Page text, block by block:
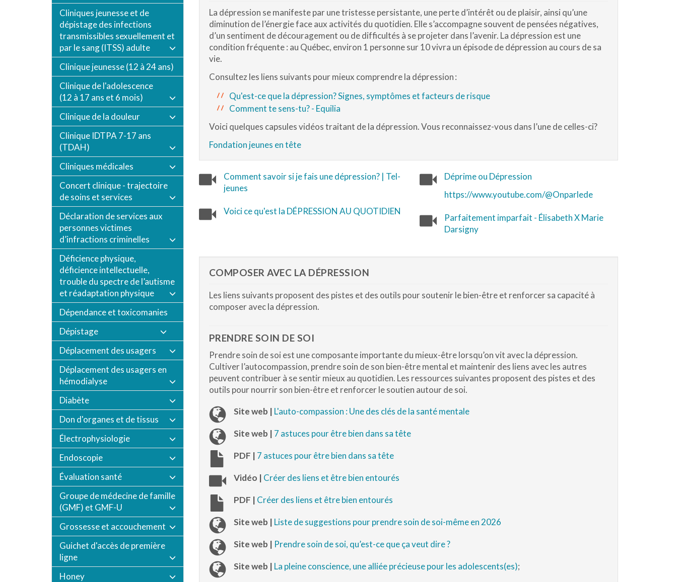
Cliniques jeunesse et de
dépistage des infections
transmissibles sexuellement et
par le sang (ITSS) adulte
Clinique jeunesse (12 à 24 ans)
Clinique de l'adolescence
(12 à 17 ans et 6 mois)
Clinique de la douleur
Clinique IDTPA 7-17 ans
(TDAH)
Cliniques médicales
Concert clinique - trajectoire
de soins et services
Déclaration de services aux
personnes victimes
d’infractions criminelles
Déficience physique,
déficience intellectuelle,
trouble du spectre de l’autisme
et réadaptation physique
Dépendance et toxicomanies
Dépistage
Déplacement des usagers
Déplacement des usagers en
hémodialyse
Diabète
Don d'organes et de tissus
Électrophysiologie
Endoscopie
Évaluation santé
Groupe de médecine de famille
(GMF) et GMF-U
Grossesse et accouchement
Guichet d'accès de première
ligne
Honey
La dépression se manifeste par une tristesse persistante, une perte d’intérêt ou de plaisir, ainsi qu’une
diminution de l’énergie face aux activités du quotidien. Elle s’accompagne souvent de pensées négatives,
d’un sentiment de découragement ou de difficultés à se projeter dans l’avenir. La dépression est une
condition fréquente : au Québec, environ 1 personne sur 10 vivra un épisode de dépression au cours de sa
vie.
Consultez les liens suivants pour mieux comprendre la dépression :
Qu'est-ce que la dépression? Signes, symptômes et facteurs de risque
Comment te sens-tu? - Equilia
Voici quelques capsules vidéos traitant de la dépression. Vous reconnaissez-vous dans l’une de celles-ci?
Fondation jeunes en tête
Comment savoir si je fais une dépression? | Tel-
jeunes
Voici ce qu'est la DÉPRESSION AU QUOTIDIEN
Déprime ou Dépression
https://www.youtube.com/@Onparlede
Parfaitement imparfait - Élisabeth X Marie
Darsigny
COMPOSER AVEC LA DÉPRESSION
Les liens suivants proposent des pistes et des outils pour soutenir le bien-être et renforcer sa capacité à
composer avec la dépression.
PRENDRE SOIN DE SOI
Prendre soin de soi est une composante importante du mieux-être lorsqu’on vit avec la dépression.
Cultiver l’autocompassion, prendre soin de son bien-être mental et maintenir des liens avec les autres
peuvent contribuer à se sentir mieux au quotidien. Les ressources suivantes proposent des pistes et des
outils pour nourrir son bien-être et renforcer le soutien autour de soi.
Site web | L'auto-compassion : Une des clés de la santé mentale
Site web | 7 astuces pour être bien dans sa tête
PDF | 7 astuces pour être bien dans sa tête
Vidéo | Créer des liens et être bien entourés
PDF | Créer des liens et être bien entourés
Site web | Liste de suggestions pour prendre soin de soi-même en 2026
Site web | Prendre soin de soi, qu’est-ce que ça veut dire ?
Site web | La pleine conscience, une alliée précieuse pour les adolescents(es);